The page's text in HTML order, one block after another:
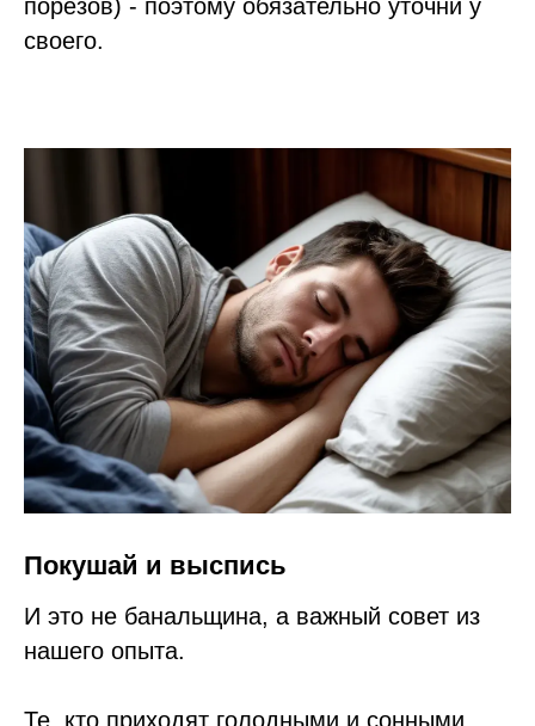
порезов) - поэтому обязательно уточни у
своего.
Покушай и выспись
И это не банальщина, а важный совет из
нашего опыта.
Те, кто приходят голодными и сонными